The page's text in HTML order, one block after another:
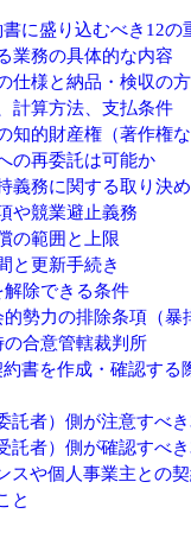
に盛り込むべき12の
業務の具体的な内容
仕様と納品・検収の
計算方法、支払条件
知的財産権（著作権
の再委託は可能か
義務に関する取り決め
や競業避止義務
の範囲と上限
と更新手続き
解除できる条件
勢力の排除条項（暴
の合意管轄裁判所
約書を作成・確認する
託者）側が注意すべ
託者）側が確認すべ
スや個人事業主との
と